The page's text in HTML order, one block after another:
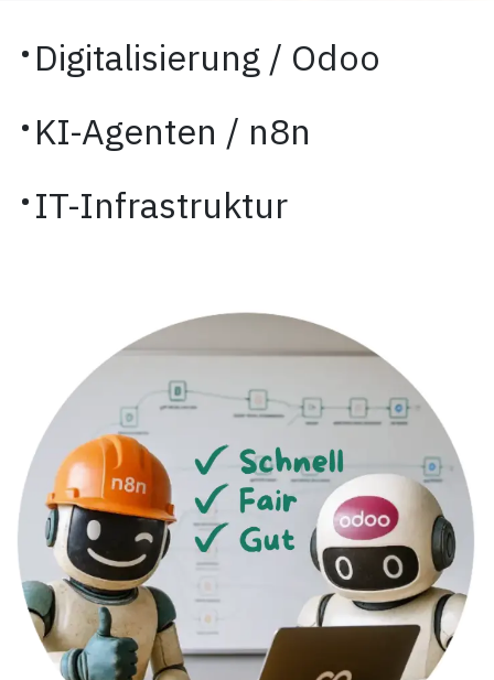
·Digitalisierung / Odoo
·KI-Agenten / n8n
·IT-Infrastruktur